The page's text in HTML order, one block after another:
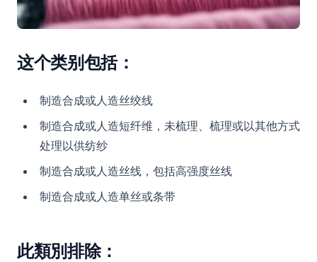
这个类别包括：
制造合成或人造丝绞线
制造合成或人造短纤维，未梳理、梳理或以其他方式
处理以供纺纱
制造合成或人造丝线，包括高强度丝线
制造合成或人造单丝或条带
此類別排除：